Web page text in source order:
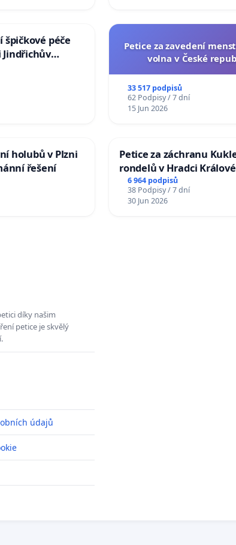
špičkové péče
Jindřichův
Petice za zavedení
volna v České
33 517 podpisů
62 Podpisy / 7 dní
15 Jun 2026
holubů v Plzni
řešení
Petice za záchranu
rondelů v Hradci Králové
6 964 podpisů
38 Podpisy / 7 dní
30 Jun 2026
díky našim
petice je skvělý
údajů